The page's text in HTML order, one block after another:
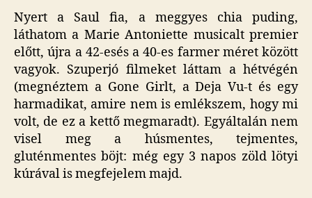
bejegyzéshez
Nyert a Saul fia, a meggyes chia puding,
láthatom a Marie Antoniette musicalt premier
előtt, újra a 42-esés a 40-es farmer méret között
vagyok. Szuperjó filmeket láttam a hétvégén
(megnéztem a Gone Girlt, a Deja Vu-t és egy
harmadikat, amire nem is emlékszem, hogy mi
volt, de ez a kettő megmaradt). Egyáltalán nem
visel meg a húsmentes, tejmentes,
gluténmentes böjt: még egy 3 napos zöld lötyi
kúrával is megfejelem majd.